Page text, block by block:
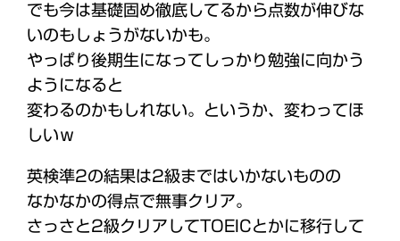
でも今は基礎固め徹底してるから点数が伸びな
いのもしょうがないかも。
やっぱり後期生になってしっかり勉強に向かう
ようになると
変わるのかもしれない。というか、変わってほ
しいｗ
英検準2の結果は2級まではいかないものの
なかなかの得点で無事クリア。
さっさと2級クリアしてTOEICとかに移行して